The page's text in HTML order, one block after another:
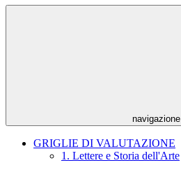
navigazione
GRIGLIE DI VALUTAZIONE
1. Lettere e Storia dell'Arte